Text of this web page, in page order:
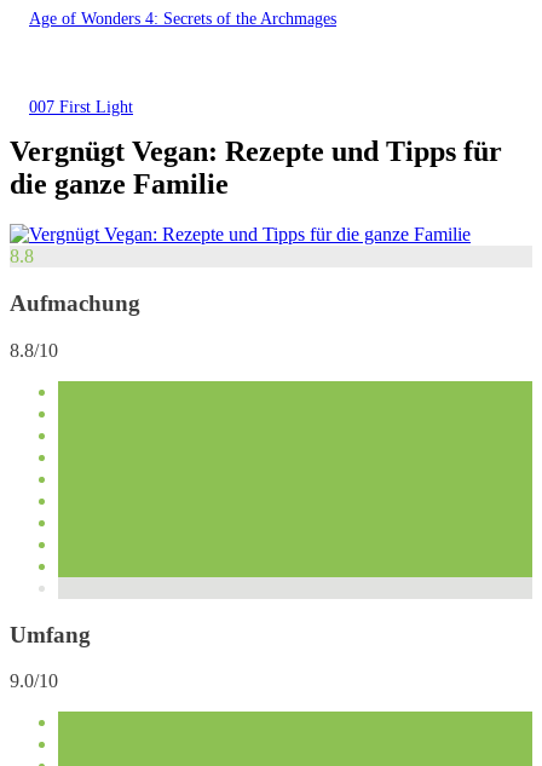
Age of Wonders 4: Secrets of the Archmages
007 First Light
Vergnügt Vegan: Rezepte und Tipps für
die ganze Familie
8.8
Aufmachung
8.8/10
Umfang
9.0/10